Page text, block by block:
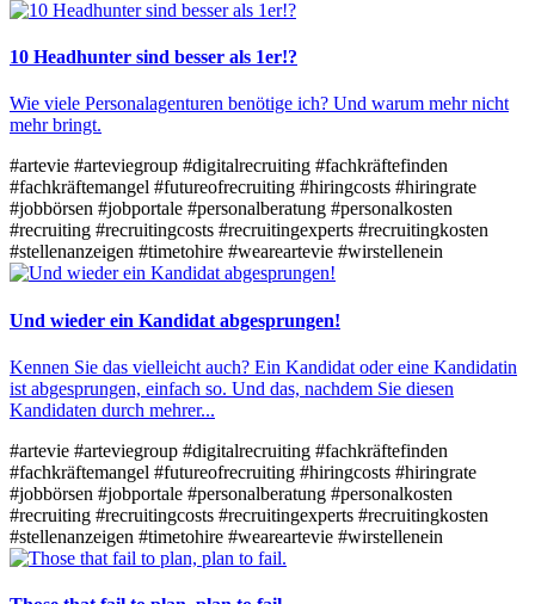
10 Headhunter sind besser als 1er!?
Wie viele Personalagenturen benötige ich? Und warum mehr nicht
mehr bringt.
#artevie #arteviegroup #digitalrecruiting #fachkräftefinden
#fachkräftemangel #futureofrecruiting #hiringcosts #hiringrate
#jobbörsen #jobportale #personalberatung #personalkosten
#recruiting #recruitingcosts #recruitingexperts #recruitingkosten
#stellenanzeigen #timetohire #weareartevie #wirstellenein
Und wieder ein Kandidat abgesprungen!
Kennen Sie das vielleicht auch? Ein Kandidat oder eine Kandidatin
ist abgesprungen, einfach so. Und das, nachdem Sie diesen
Kandidaten durch mehrer...
#artevie #arteviegroup #digitalrecruiting #fachkräftefinden
#fachkräftemangel #futureofrecruiting #hiringcosts #hiringrate
#jobbörsen #jobportale #personalberatung #personalkosten
#recruiting #recruitingcosts #recruitingexperts #recruitingkosten
#stellenanzeigen #timetohire #weareartevie #wirstellenein